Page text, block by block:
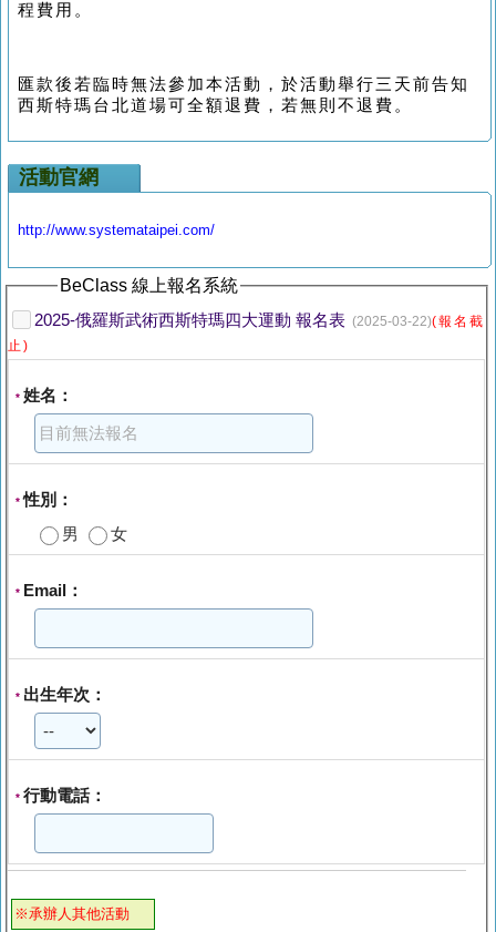
程費用。
匯款後若臨時無法參加本活動，於活動舉行三天前告知
西斯特瑪台北道場可全額退費，若無則不退費。
活動官網
http://www.systemataipei.com/
BeClass 線上報名系統
2025-俄羅斯武術西斯特瑪四大運動 報名表 (2025-03-22)(報名截
止)
* 姓名：
*性別：
男
女
* Email：
* 出生年次：
* 行動電話：
※承辦人其他活動